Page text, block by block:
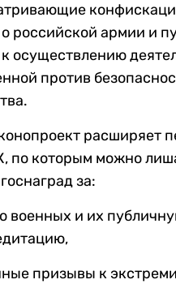
российской армии и
осуществлению
против
расширяет
по которым можно
за:
военных и их
призывы к